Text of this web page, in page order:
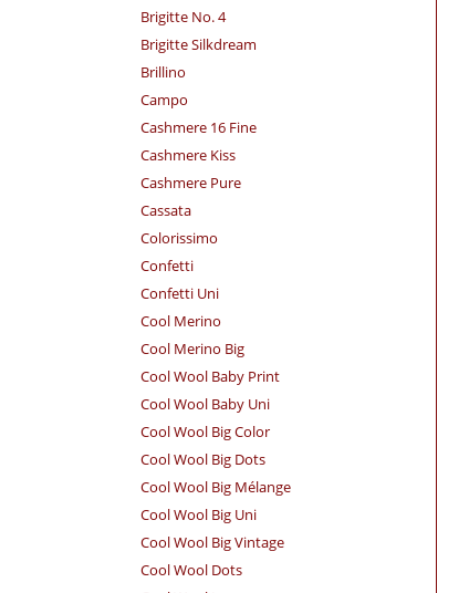
Brigitte No. 4
Brigitte Silkdream
Brillino
Campo
Cashmere 16 Fine
Cashmere Kiss
Cashmere Pure
Cassata
Colorissimo
Confetti
Confetti Uni
Cool Merino
Cool Merino Big
Cool Wool Baby Print
Cool Wool Baby Uni
Cool Wool Big Color
Cool Wool Big Dots
Cool Wool Big Mélange
Cool Wool Big Uni
Cool Wool Big Vintage
Cool Wool Dots